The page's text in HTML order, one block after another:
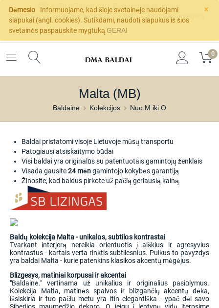
×
Dėmesio
Informuojame, kad šioje svetainėje naudojami
slapukai (angl. cookies). Sutikdami, naudoti slapukus iš šios
svetainės paspauskite mygtuką GERAI
+370 (678) 88-910
Paskambinkite mums!
Geriausi patarimai renkantiems baldus ir ruošiant interjerą
0
Malta (MB)
Baldainė Kolekcijos Nuo M iki O
Baldai pristatomi visoje Lietuvoje mūsų transportu
Patogiausi atsiskaitymo būdai
Visi baldai yra originalūs su patentuotais gamintojų ženklais
Visada gausite24 mėngamintojo kokybės garantiją
Žinosite, kad baldus pirkote už pačią geriausią kainą
Baldų kolekcija Malta - unikalūs, subtilūs kontrastai
Tvarkant interjerą nereikia orientuotis į aiškius ir agresyvius
kontrastus - kartais verta rinktis subtilesnius. Puikus to pavyzdys
yra baldai Malta - kurie patenkins klasikos akcentų mėgėjus.
Blizgesys, matiniai korpusai ir akcentai
"Baldainė." vertinama už unikalius ir originalius pasiūlymus.
Kolekcija Malta, matinės spalvos ir blizgančių akcentų dėka,
išsiskiria ir tuo pačiu metu yra itin elegantiška - ypač dėl savo